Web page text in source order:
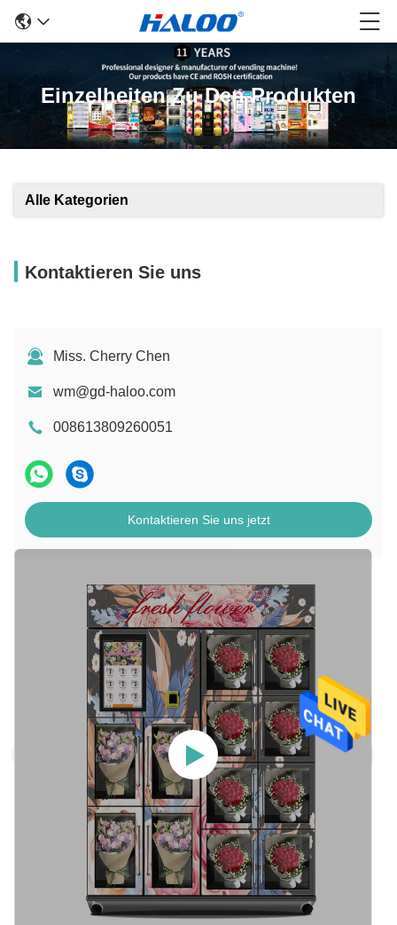
Einzelheiten Zu Den Produkten
Alle Kategorien
Kontaktieren Sie uns
Miss. Cherry Chen
wm@gd-haloo.com
008613809260051
Kontaktieren Sie uns jetzt